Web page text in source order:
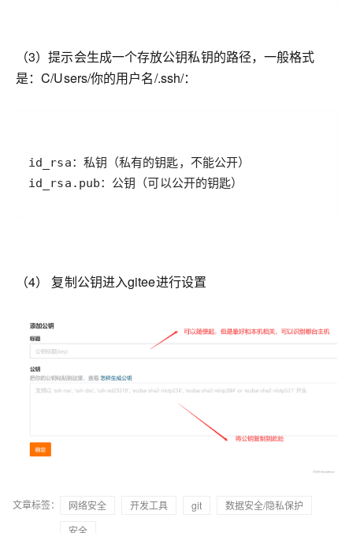
（3）提示会生成一个存放公钥私钥的路径，一般格式
是：C/Users/你的用户名/.ssh/：
id_rsa.pub：公钥（可以公开的钥匙）
（4） 复制公钥进入gitee进行设置
文章标签： 网络安全 开发工具 git
数据安全/隐私保护
安全